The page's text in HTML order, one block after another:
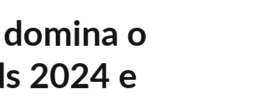
o
2024 e